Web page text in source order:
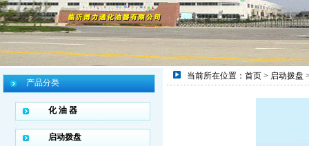
产品分类
化 油 器
启动拨盘
当前所在位置： 首页 > 启动拨盘